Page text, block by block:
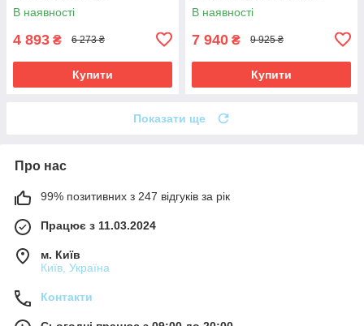
В наявності
4 893 ₴ 6 273 ₴
Купити
В наявності
7 940 ₴ 9 925 ₴
Купити
Показати ще
Про нас
99% позитивних з 247 відгуків за рік
Працює з 11.03.2024
м. Київ
Київ, Україна
Контакти